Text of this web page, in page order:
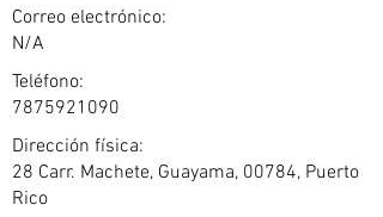
Correo electrónico:
N/A
Teléfono:
7875921090
Dirección física:
28 Carr. Machete, Guayama, 00784, Puerto
Rico